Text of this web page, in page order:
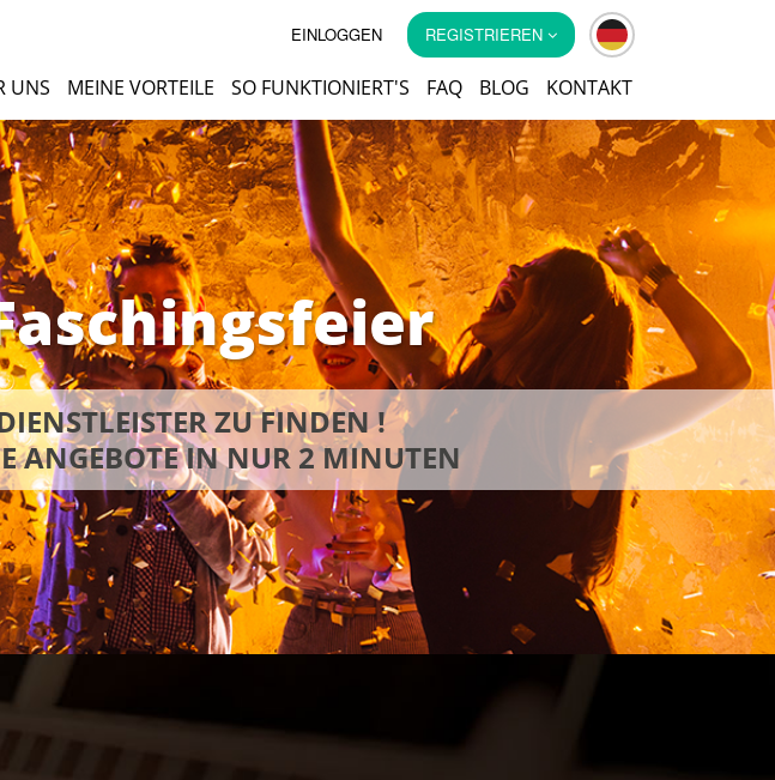
EINLOGGEN REGISTRIEREN
UNS MEINE VORTEILE SO FUNKTIONIERT'S FAQ BLOG KONTAKT
ZU FINDEN !
ANGEBOTE IN NUR 2 MINUTEN